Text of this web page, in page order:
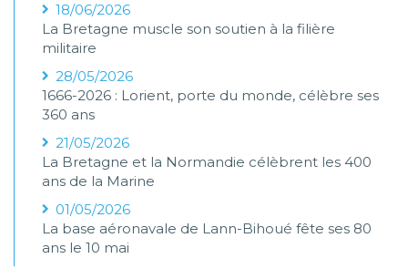
18/06/2026
La Bretagne muscle son soutien à la filière
militaire
28/05/2026
1666-2026 : Lorient, porte du monde, célèbre ses
360 ans
21/05/2026
La Bretagne et la Normandie célèbrent les 400
ans de la Marine
01/05/2026
La base aéronavale de Lann-Bihoué fête ses 80
ans le 10 mai